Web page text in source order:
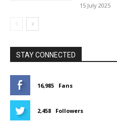
15 July 2025
STAY CONNECTED
16,985 Fans
2,458 Followers